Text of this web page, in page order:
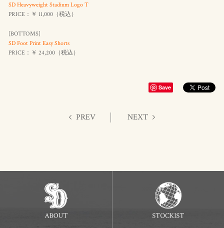
SD Heavyweight Stadium Logo T
PRICE：￥ 11,000（税込 ）
[BOTTOMS]
SD Foot Print Easy Shorts
PRICE：￥ 24,200（税込 ）
Save
PREV NEXT